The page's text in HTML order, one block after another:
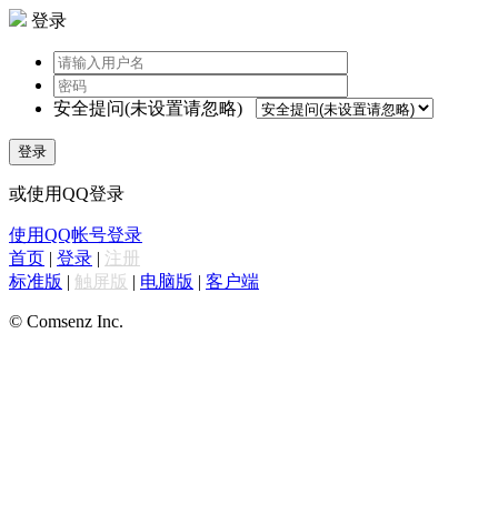
登录
安全提问(未设置请忽略)
登录
或使用QQ登录
使用QQ帐号登录
首页 | 登录 | 注册
标准版 | 触屏版 | 电脑版 | 客户端
© Comsenz Inc.